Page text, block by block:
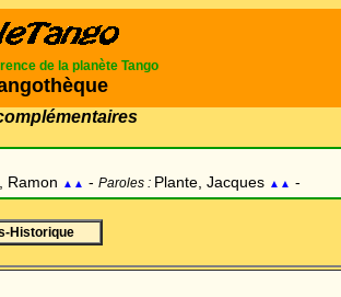
de la planète Tango
Ramon ▲▲ - Paroles : Plante, Jacques ▲▲ -
Historique